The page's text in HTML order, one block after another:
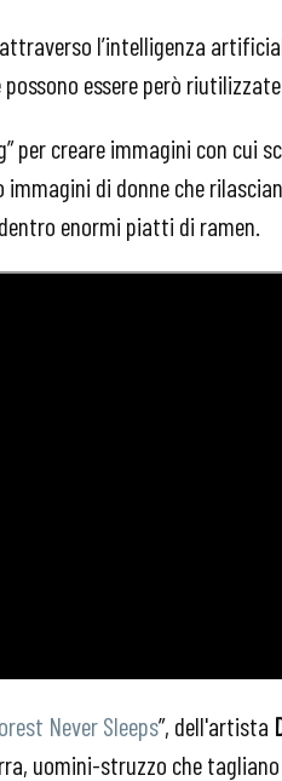
l’intelligenza
possono essere però
per creare immagini con cui
di donne che
enormi piatti di ramen.
Never Sleeps”, dell'artista
uomini-struzzo che